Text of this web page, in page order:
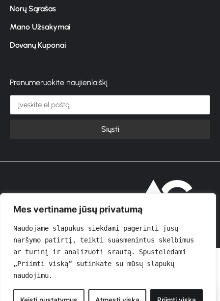
Mes vertiname jūsų privatumą
Naudojame slapukus siekdami pagerinti jūsų
naršymo patirtį, teikti suasmenintus skelbimus
ar turinį ir analizuoti srautą. Spustelėdami
„Priimti viską“ sutinkate su mūsų slapukų
naudojimu.
Norų Sąrašas
Mano Užsakymai
Dovanų Kuponai
Prenumeruokite naujienlaiškį
Siųsti
© 2026 GROŽIOVITA